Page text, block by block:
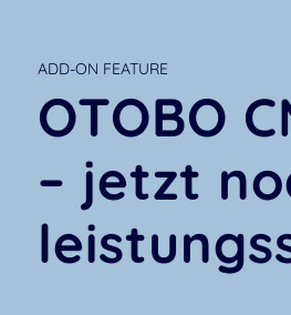
ADD-ON FEATURE
OTOBO
– jetzt